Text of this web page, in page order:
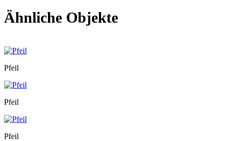
Ähnliche Objekte
Pfeil
Pfeil
Pfeil